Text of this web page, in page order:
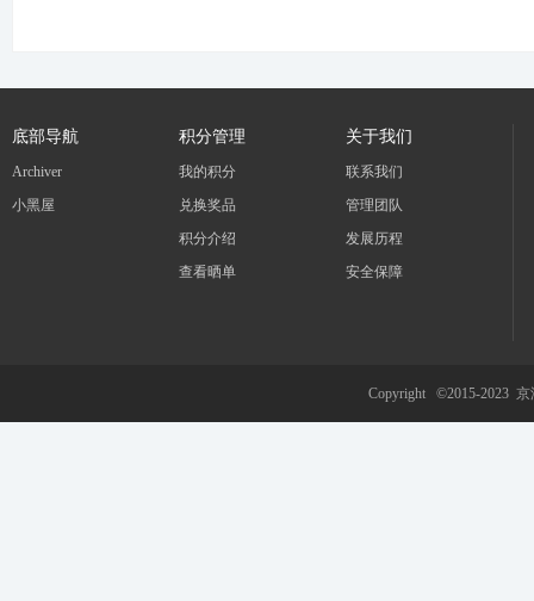
底部导航
Archiver
小黑屋
积分管理
我的积分
兑换奖品
积分介绍
查看晒单
关于我们
联系我们
管理团队
发展历程
安全保障
Copyright ©2015-2023 京